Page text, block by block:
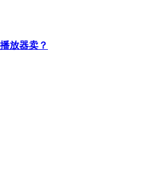
放器卖？